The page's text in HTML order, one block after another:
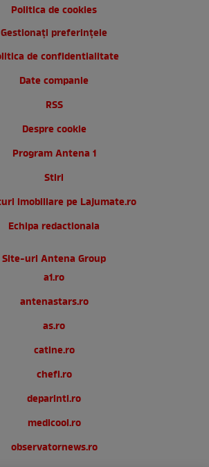
Politica de cookies
Gestionați preferințele
de confidentialitate
Date companie
RSS
Despre cookie
Program Antena 1
Stiri
imobiliare pe Lajumate.ro
Echipa redactionala
Site-uri Antena Group
a1.ro
antenastars.ro
as.ro
catine.ro
chefi.ro
deparinti.ro
medicool.ro
observatornews.ro